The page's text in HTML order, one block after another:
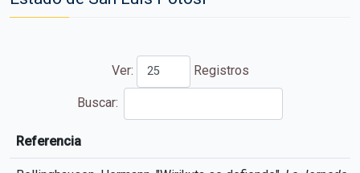
Ver: Registros
Buscar:
Referencia
Referencia